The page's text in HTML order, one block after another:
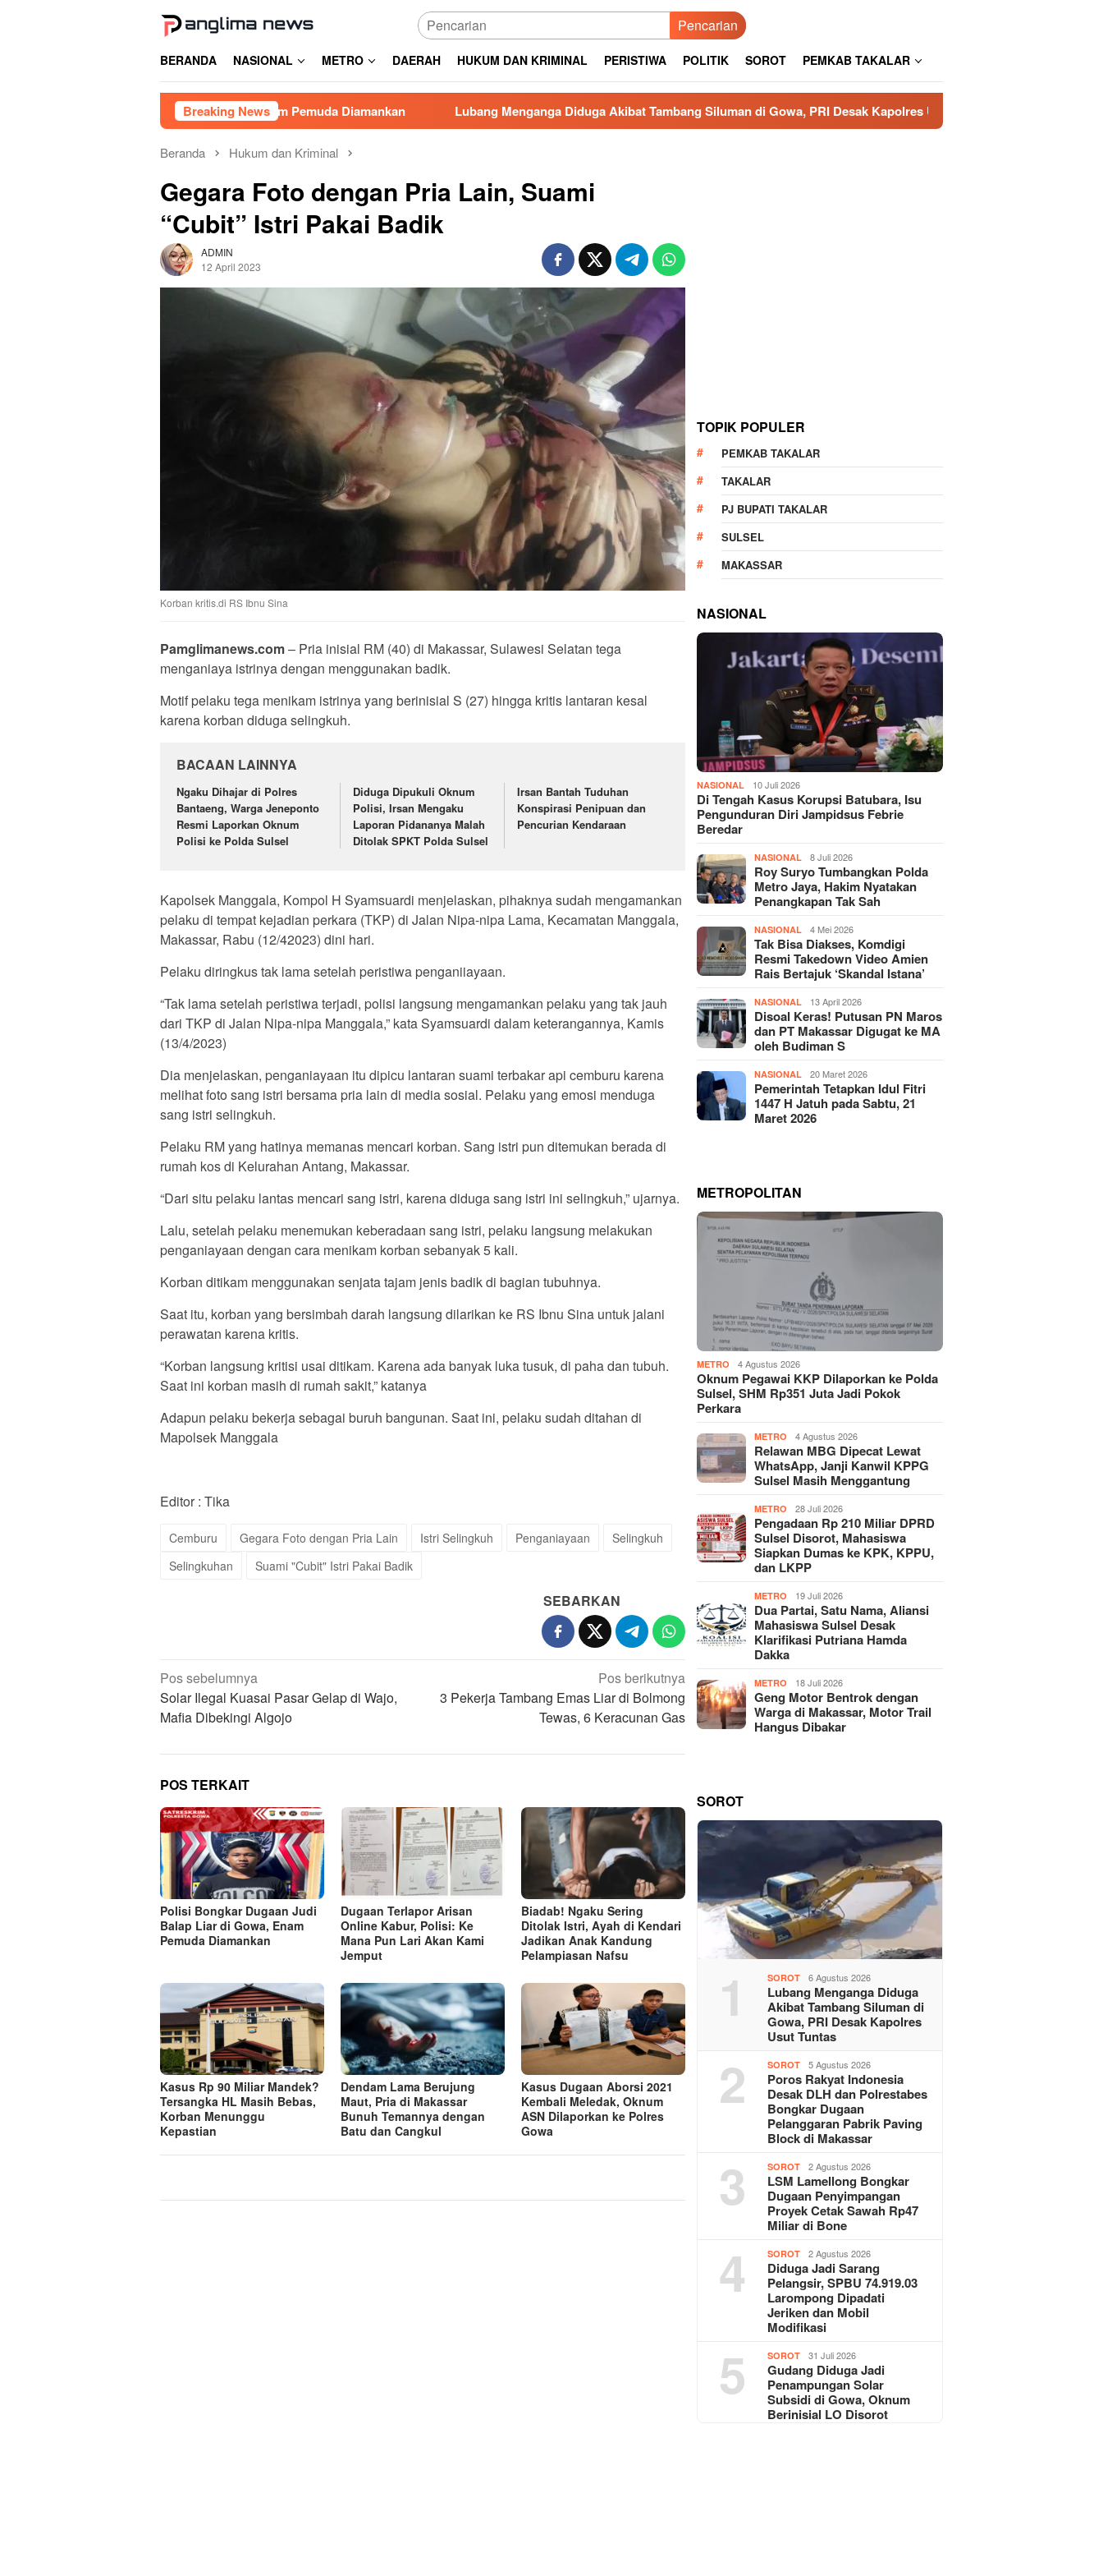
Pencarian
BERANDA NASIONAL METRO DAERAH HUKUM DAN KRIMINAL PERISTIWA POLITIK SOROT PEMKAB TAKALAR
Breaking News
Judi Balap Liar di Gowa, Enam Pemuda Diamankan Lubang Menganga Diduga Akibat Tambang Siluman di Gowa, PRI Desak Kapolres Usut Tuntas
Beranda Hukum dan Kriminal
Gegara Foto dengan Pria Lain, Suami
“Cubit” Istri Pakai Badik
ADMIN
12 April 2023
Korban kritis.di RS Ibnu Sina
Pamglimanews.com– Pria inisial RM (40) di Makassar, Sulawesi Selatan tega
menganiaya istrinya dengan menggunakan badik.
Motif pelaku tega menikam istrinya yang berinisial S (27) hingga kritis lantaran kesal
karena korban diduga selingkuh.
BACAAN LAINNYA
Ngaku Dihajar di Polres
Bantaeng, Warga Jeneponto
Resmi Laporkan Oknum
Polisi ke Polda Sulsel
Diduga Dipukuli Oknum
Polisi, Irsan Mengaku
Laporan Pidananya Malah
Ditolak SPKT Polda Sulsel
Irsan Bantah Tuduhan
Konspirasi Penipuan dan
Pencurian Kendaraan
Kapolsek Manggala, Kompol H Syamsuardi menjelaskan, pihaknya sudah mengamankan
pelaku di tempat kejadian perkara (TKP) di Jalan Nipa-nipa Lama, Kecamatan Manggala,
Makassar, Rabu (12/42023) dini hari.
Pelaku diringkus tak lama setelah peristiwa penganiiayaan.
“Tak lama setelah peristiwa terjadi, polisi langsung mengamankan pelaku yang tak jauh
dari TKP di Jalan Nipa-nipa Manggala,” kata Syamsuardi dalam keterangannya, Kamis
(13/4/2023)
Dia menjelaskan, penganiayaan itu dipicu lantaran suami terbakar api cemburu karena
melihat foto sang istri bersama pria lain di media sosial. Pelaku yang emosi menduga
sang istri selingkuh.
Pelaku RM yang hatinya memanas mencari korban. Sang istri pun ditemukan berada di
rumah kos di Kelurahan Antang, Makassar.
“Dari situ pelaku lantas mencari sang istri, karena diduga sang istri ini selingkuh,” ujarnya.
Lalu, setelah pelaku menemukan keberadaan sang istri, pelaku langsung melakukan
penganiayaan dengan cara menikam korban sebanyak 5 kali.
Korban ditikam menggunakan senjata tajam jenis badik di bagian tubuhnya.
Saat itu, korban yang bersimbah darah langsung dilarikan ke RS Ibnu Sina untuk jalani
perawatan karena kritis.
“Korban langsung kritisi usai ditikam. Karena ada banyak luka tusuk, di paha dan tubuh.
Saat ini korban masih di rumah sakit,” katanya
Adapun pelaku bekerja sebagai buruh bangunan. Saat ini, pelaku sudah ditahan di
Mapolsek Manggala
Editor : Tika
Cemburu Gegara Foto dengan Pria Lain Istri Selingkuh Penganiayaan
Selingkuh
Selingkuhan
Suami "Cubit" Istri Pakai Badik
SEBARKAN
Navigasi
pos
Pos sebelumnya
Solar Ilegal Kuasai Pasar Gelap di Wajo,
Mafia Dibekingi Algojo
Pos berikutnya
3 Pekerja Tambang Emas Liar di Bolmong
Tewas, 6 Keracunan Gas
POS TERKAIT
Polisi Bongkar Dugaan Judi
Balap Liar di Gowa, Enam
Pemuda Diamankan
Dugaan Terlapor Arisan
Online Kabur, Polisi: Ke
Mana Pun Lari Akan Kami
Jemput
Biadab! Ngaku Sering
Ditolak Istri, Ayah di Kendari
Jadikan Anak Kandung
Pelampiasan Nafsu
Kasus Rp 90 Miliar Mandek?
Tersangka HL Masih Bebas,
Korban Menunggu
Kepastian
Dendam Lama Berujung
Maut, Pria di Makassar
Bunuh Temannya dengan
Batu dan Cangkul
Kasus Dugaan Aborsi 2021
Kembali Meledak, Oknum
ASN Dilaporkan ke Polres
Gowa
TOPIK POPULER
PEMKAB TAKALAR
TAKALAR
PJ BUPATI TAKALAR
SULSEL
MAKASSAR
NASIONAL
NASIONAL 10 Juli 2026
Di Tengah Kasus Korupsi Batubara, Isu
Pengunduran Diri Jampidsus Febrie
Beredar
NASIONAL 8 Juli 2026
Roy Suryo Tumbangkan Polda
Metro Jaya, Hakim Nyatakan
Penangkapan Tak Sah
NASIONAL 4 Mei 2026
Tak Bisa Diakses, Komdigi
Resmi Takedown Video Amien
Rais Bertajuk ‘Skandal Istana’
NASIONAL 13 April 2026
Disoal Keras! Putusan PN Maros
dan PT Makassar Digugat ke MA
oleh Budiman S
NASIONAL 20 Maret 2026
Pemerintah Tetapkan Idul Fitri
1447 H Jatuh pada Sabtu, 21
Maret 2026
METROPOLITAN
METRO 4 Agustus 2026
Oknum Pegawai KKP Dilaporkan ke Polda
Sulsel, SHM Rp351 Juta Jadi Pokok
Perkara
METRO 4 Agustus 2026
Relawan MBG Dipecat Lewat
WhatsApp, Janji Kanwil KPPG
Sulsel Masih Menggantung
METRO 28 Juli 2026
Pengadaan Rp 210 Miliar DPRD
Sulsel Disorot, Mahasiswa
Siapkan Dumas ke KPK, KPPU,
dan LKPP
METRO 19 Juli 2026
Dua Partai, Satu Nama, Aliansi
Mahasiswa Sulsel Desak
Klarifikasi Putriana Hamda
Dakka
METRO 18 Juli 2026
Geng Motor Bentrok dengan
Warga di Makassar, Motor Trail
Hangus Dibakar
SOROT
1 SOROT 6 Agustus 2026
Lubang Menganga Diduga
Akibat Tambang Siluman di
Gowa, PRI Desak Kapolres
Usut Tuntas
2 SOROT 5 Agustus 2026
Poros Rakyat Indonesia
Desak DLH dan Polrestabes
Bongkar Dugaan
Pelanggaran Pabrik Paving
Block di Makassar
3 SOROT 2 Agustus 2026
LSM Lamellong Bongkar
Dugaan Penyimpangan
Proyek Cetak Sawah Rp47
Miliar di Bone
4 SOROT 2 Agustus 2026
Diduga Jadi Sarang
Pelangsir, SPBU 74.919.03
Larompong Dipadati
Jeriken dan Mobil
Modifikasi
5 SOROT 31 Juli 2026
Gudang Diduga Jadi
Penampungan Solar
Subsidi di Gowa, Oknum
Berinisial LO Disorot